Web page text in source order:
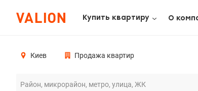
Купить квартиру О
Киев Продажа квартир